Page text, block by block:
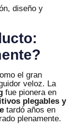
el gran
veloz. La
fue pionera en
plegables y
tardó años en
plenamente.